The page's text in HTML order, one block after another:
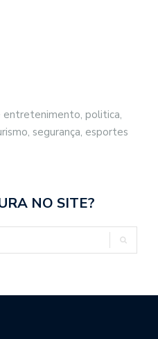
entretenimento, politica,
segurança, esportes
NO SITE?